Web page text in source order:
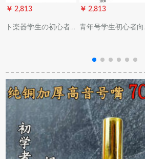
￥ 2,813
ト楽器学生の初心者
￥ 2,813
青年号学生初心者向
装号口【号旗あり】